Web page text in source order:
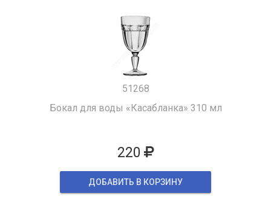
51268
Бокал для воды «Касабланка» 310 мл
220
ДОБАВИТЬ В КОРЗИНУ